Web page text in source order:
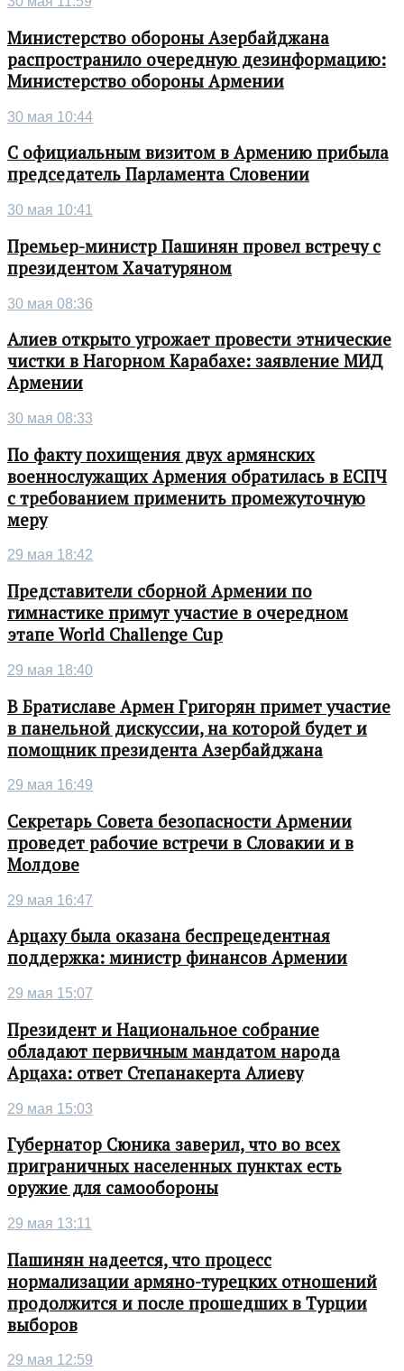
Министерство обороны Азербайджана
распространило очередную дезинформацию:
Министерство обороны Армении
30 мая 10:44
С официальным визитом в Армению прибыла
председатель Парламента Словении
30 мая 10:41
Премьер-министр Пашинян провел встречу с
президентом Хачатуряном
30 мая 08:36
Алиев открыто угрожает провести этнические
чистки в Нагорном Карабахе: заявление МИД
Армении
30 мая 08:33
По факту похищения двух армянских
военнослужащих Армения обратилась в ЕСПЧ
с требованием применить промежуточную
меру
29 мая 18:42
Представители сборной Армении по
гимнастике примут участие в очередном
этапе World Challenge Cup
29 мая 18:40
В Братиславе Армен Григорян примет участие
в панельной дискуссии, на которой будет и
помощник президента Азербайджана
29 мая 16:49
Секретарь Совета безопасности Армении
проведет рабочие встречи в Словакии и в
Молдове
29 мая 16:47
Арцаху была оказана беспрецедентная
поддержка: министр финансов Армении
29 мая 15:07
Президент и Национальное собрание
обладают первичным мандатом народа
Арцаха: ответ Степанакерта Алиеву
29 мая 15:03
Губернатор Сюника заверил, что во всех
приграничных населенных пунктах есть
оружие для самообороны
29 мая 13:11
Пашинян надеется, что процесс
нормализации армяно-турецких отношений
продолжится и после прошедших в Турции
выборов
29 мая 12:59